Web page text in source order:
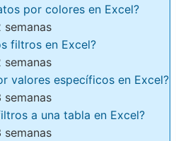
por colores en Excel?
semanas
filtros en Excel?
semanas
valores específicos en Excel?
semanas
a una tabla en Excel?
semanas